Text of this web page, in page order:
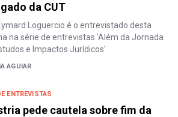
da CUT
Loguercio é o entrevistado desta
na série de entrevistas 'Além da Jornada
e Impactos Jurídicos'
AGUIAR
ENTREVISTAS
pede cautela sobre fim da